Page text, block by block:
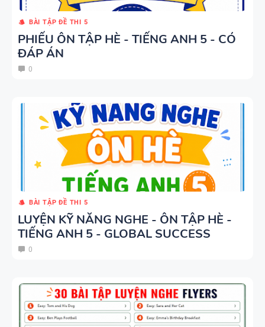
VÀ NGỮ
1 - FILE
WORD +
ẢNH MINH
HỌA
BẢNG
WORD
FORM -
TIẾNG ANH
11 -
GLOBAL
SUCCESS -
HỌC KỲ 1 -
BÀI TẬP ĐỀ THI 5
PHIẾU ÔN TẬP HÈ - TIẾNG ANH 5 - CÓ
ĐÁP ÁN
0
BÀI TẬP ĐỀ THI 5
LUYỆN KỸ NĂNG NGHE - ÔN TẬP HÈ -
TIẾNG ANH 5 - GLOBAL SUCCESS
0